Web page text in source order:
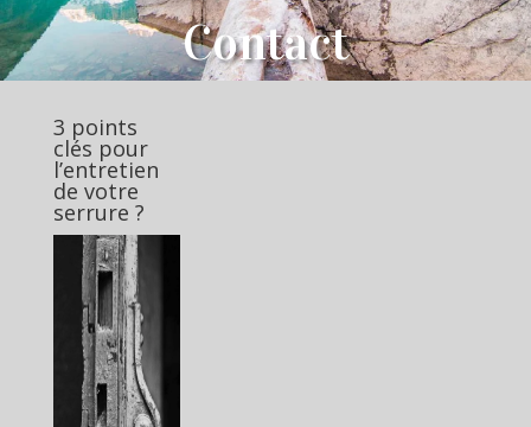
Contact
3 points
clés pour
l’entretien
de votre
serrure ?